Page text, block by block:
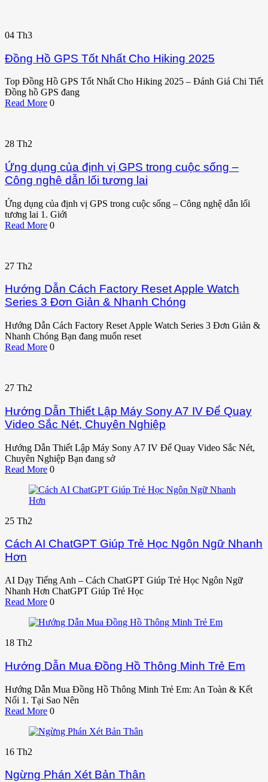
04 Th3
Đồng Hồ GPS Tốt Nhất Cho Hiking 2025
Top Đồng Hồ GPS Tốt Nhất Cho Hiking 2025 – Đánh Giá Chi Tiết
Đồng hồ GPS đang
Read More 0
28 Th2
Ứng dụng của định vị GPS trong cuộc sống –
Công nghệ dẫn lối tương lai
Ứng dụng của định vị GPS trong cuộc sống – Công nghệ dẫn lối
tương lai 1. Giới
Read More 0
27 Th2
Hướng Dẫn Cách Factory Reset Apple Watch
Series 3 Đơn Giản & Nhanh Chóng
Hướng Dẫn Cách Factory Reset Apple Watch Series 3 Đơn Giản &
Nhanh Chóng Bạn đang muốn reset
Read More 0
27 Th2
Hướng Dẫn Thiết Lập Máy Sony A7 IV Để Quay
Video Sắc Nét, Chuyên Nghiệp
Hướng Dẫn Thiết Lập Máy Sony A7 IV Để Quay Video Sắc Nét,
Chuyên Nghiệp Bạn đang sở
Read More 0
25 Th2
Cách AI ChatGPT Giúp Trẻ Học Ngôn Ngữ Nhanh
Hơn
AI Dạy Tiếng Anh – Cách ChatGPT Giúp Trẻ Học Ngôn Ngữ
Nhanh Hơn ChatGPT Giúp Trẻ Học
Read More 0
18 Th2
Hướng Dẫn Mua Đồng Hồ Thông Minh Trẻ Em
Hướng Dẫn Mua Đồng Hồ Thông Minh Trẻ Em: An Toàn & Kết
Nối 1. Tại Sao Nên
Read More 0
16 Th2
Ngừng Phán Xét Bản Thân